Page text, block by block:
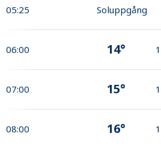
05:25 Soluppgång
06:00 14°
07:00 15°
08:00 16°